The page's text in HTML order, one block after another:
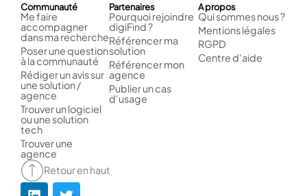
Communauté
Me faire
accompagner
dans ma recherche
Poser une question
à la communauté
Rédiger un avis sur
une solution /
agence
Trouver un logiciel
ou une solution
tech
Trouver une
agence
Partenaires
Pourquoi rejoindre
digiFind ?
Référencer ma
solution
Référencer mon
agence
Publier un cas
d'usage
A propos
Qui sommes nous ?
Mentions légales
RGPD
Centre d'aide
Retour en haut